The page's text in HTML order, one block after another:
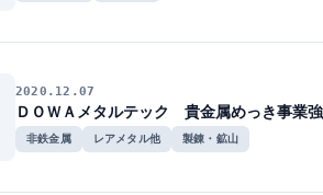
2020.12.07
ＤＯＷＡメタルテック 貴金属めっき事業
非鉄金属 レアメタル他 製錬・鉱山